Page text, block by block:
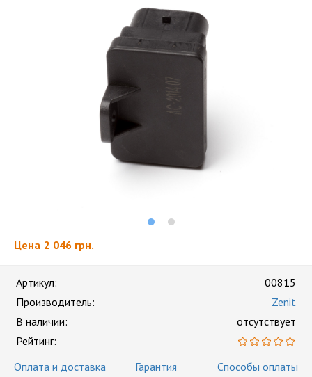
Цена 2 046 грн.
Артикул:
00815
Производитель:
Zenit
В наличии:
отсутствует
Рейтинг:
Оплата и доставка
Гарантия Способы оплаты